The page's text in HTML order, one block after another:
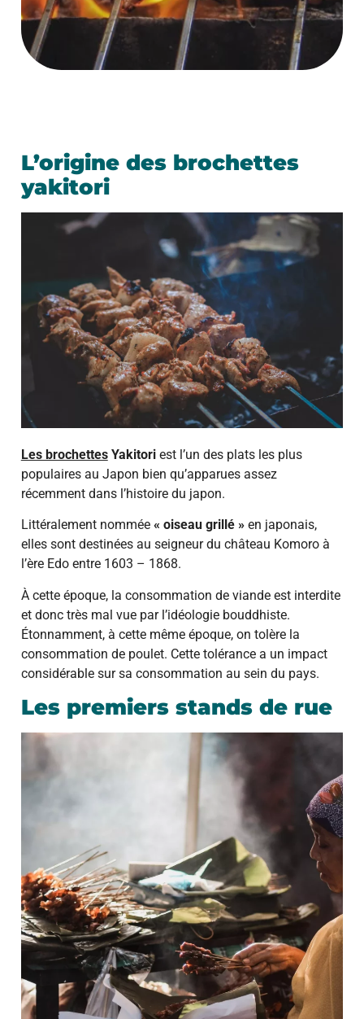
L’origine des brochettes
yakitori
Les brochettesYakitoriest l’un des plats les plus
populaires au Japon bien qu’apparues assez
récemment dans l’histoire du japon.
Littéralement nommée « oiseau grillé »en japonais,
elles sont destinées au seigneur du château Komoro à
l’ère Edo entre 1603 – 1868.
À cette époque, la consommation de viande est interdite
et donc très mal vue par l’idéologie bouddhiste.
Étonnamment, à cette même époque, on tolère la
consommation de poulet. Cette tolérance a un impact
considérable sur sa consommation au sein du pays.
Les premiers stands de rue